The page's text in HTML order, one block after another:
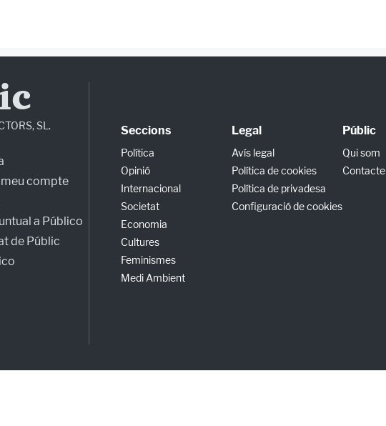
SL.
compte
a Público
de Públic
Seccions
Política
Opinió
Internacional
Societat
Economia
Cultures
Feminismes
Medi Ambient
Legal
Avís legal
Política de cookies
Política de privadesa
Configuració de cookies
Públic
Qui som
Contacte